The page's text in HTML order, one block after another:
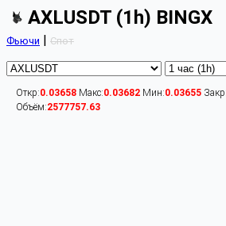
AXLUSDT (1h) BINGX
Фьючи | Спот
Откр:0.03658 Макс:0.03682 Мин:0.03655 Закр:
Объём:2577757.63